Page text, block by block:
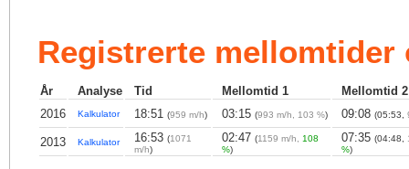
Registrerte mellomtider
År Analyse Tid Mellomtid 1
Mellomtid 2
2016
Kalkulator 18:51 (959 m/h) 03:15 (993 m/h, 103 %) 09:08 (05:53,
2013 Kalkulator 16:53 (1071
m/h)
02:47 (1159 m/h, 108
%)
07:35 (04:48,
%)